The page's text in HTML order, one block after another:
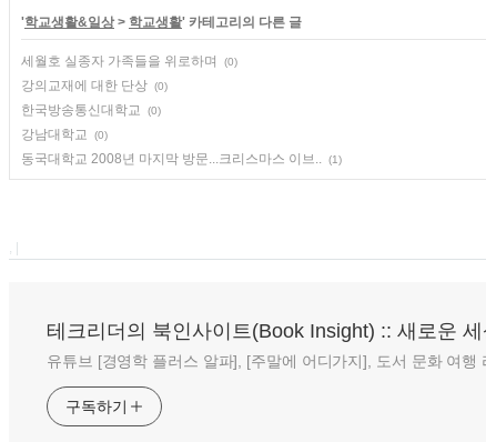
'학교생활&일상> 학교생활' 카테고리의 다른 글
세월호 실종자 가족들을 위로하며 (0)
강의교재에 대한 단상 (0)
한국방송통신대학교 (0)
강남대학교 (0)
동국대학교 2008년 마지막 방문...크리스마스 이브.. (1)
, |
테크리더의 북인사이트(Book Insight) :: 새로운
유튜브 [경영학 플러스 알파], [주말에 어디가지], 도서 문화 여행
구독하기